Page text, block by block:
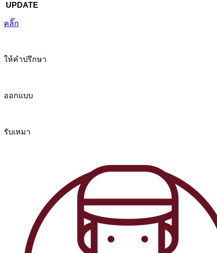
UPDATE
คลิ๊ก
ให้คำปรึกษา
ออกแบบ
รับเหมา